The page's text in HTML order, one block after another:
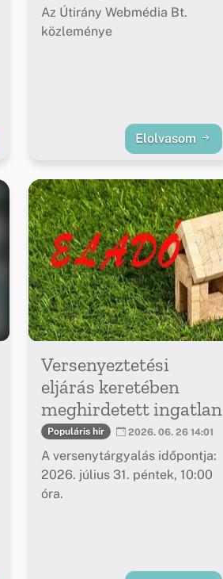
Az Útirány Webmédia Bt.
közleménye
Elolvasom
Versenyeztetési
eljárás keretében
meghirdetett ingatlan
Populáris hír 2026. 06. 26 14:01
A versenytárgyalás időpontja:
2026. július 31. péntek, 10:00
óra.